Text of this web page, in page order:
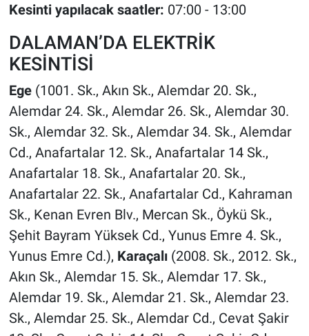
Kesinti yapılacak saatler: 07:00 - 13:00
DALAMAN’DA ELEKTRİK
KESİNTİSİ
Ege(1001. Sk., Akın Sk., Alemdar 20. Sk.,
Alemdar 24. Sk., Alemdar 26. Sk., Alemdar 30.
Sk., Alemdar 32. Sk., Alemdar 34. Sk., Alemdar
Cd., Anafartalar 12. Sk., Anafartalar 14 Sk.,
Anafartalar 18. Sk., Anafartalar 20. Sk.,
Anafartalar 22. Sk., Anafartalar Cd., Kahraman
Sk., Kenan Evren Blv., Mercan Sk., Öykü Sk.,
Şehit Bayram Yüksek Cd., Yunus Emre 4. Sk.,
Yunus Emre Cd.), Karaçalı(2008. Sk., 2012. Sk.,
Akın Sk., Alemdar 15. Sk., Alemdar 17. Sk.,
Alemdar 19. Sk., Alemdar 21. Sk., Alemdar 23.
Sk., Alemdar 25. Sk., Alemdar Cd., Cevat Şakir